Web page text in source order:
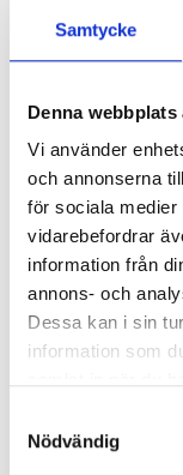
Samtycke
Denna
Vi använder
och annonserna
för sociala
vidarebefordrar
information från
annons- och
Dessa kan i sin
information som
Nödvändig
790
Storlek
Antal